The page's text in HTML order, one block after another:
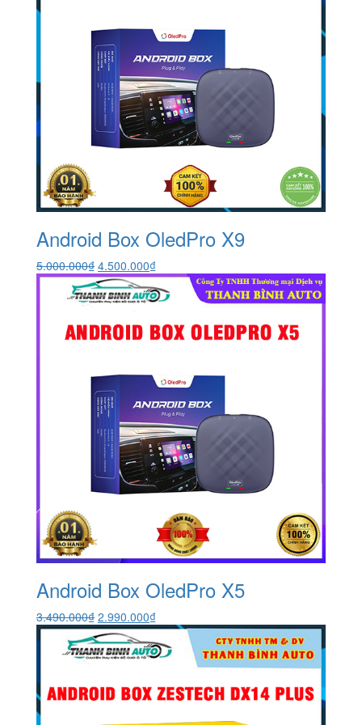
Android Box OledPro X9
5.000.000₫ Giá
gốc
là:
4.500.000₫Giá
hiện
tại
4.500.000₫.
Android Box OledPro X5
3.490.000₫ Giá
gốc
là:
3.490.000₫.
2.990.000₫Giá
hiện
tại